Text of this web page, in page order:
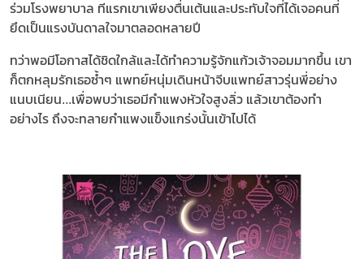
ร่วมโรงพยาบาล ทีแรกเขาเพียงตื่นเต้นและประทับใจที่ได้เจอคนที่
ยึดเป็นแรงบันดาลใจมาตลอดหลายปี
ทว่าพอมีโอกาสได้ชิดใกล้และได้ทำความรู้จักแก้วเจ้าจอมมากขึ้น เขา
ก็ตกหลุมรักเธอซ้ำๆ แพทย์หนุ่มเดินหน้าจีบแพทย์สาวรุ่นพี่อย่าง
แนบเนียน...เพื่อพบว่าเธอมีกำแพงหัวใจสูงลิ่ว แล้วเขาต้องทำ
อย่างไร ถึงจะทลายกำแพงแข็งแกร่งนั้นเข้าไปได้